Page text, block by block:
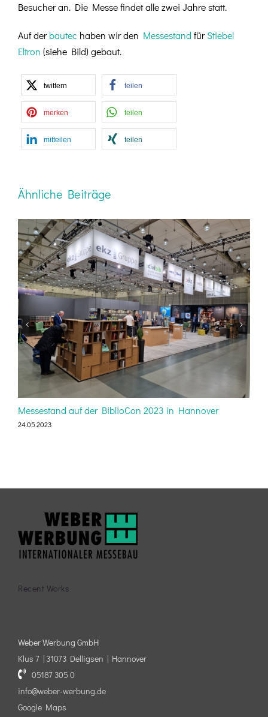
Besucher an. Die Messe findet alle zwei Jahre statt.
Auf derbautec haben wir den Messestand fürStiebel
Eltron (siehe Bild) gebaut.
twittern teilen
merken teilen
mitteilen teilen
Ähnliche Beiträge
Messestand auf der BiblioCon 2023 in Hannover
24.05.2023
Recent Works
Weber Werbung GmbH
Klus 7 | 31073 Delligsen | Hannover
05187 305 0
info@weber-werbung.de
Google Maps